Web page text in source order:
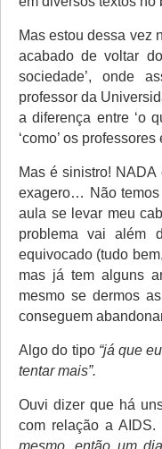
Mas estou dessa vez
acabado de voltar
sociedade’, onde
professor da
a diferença entre ‘o
‘como’ os
Mas é sinistro!
exagero… Não temos
aula se levar meu
problema vai além
equivocado (tudo
mas já tem alguns
mesmo se dermos
conseguem
Algo do tipo “já que
tentar mais”.
Ouvi dizer que há
com relação a AIDS.
mesmo, então um